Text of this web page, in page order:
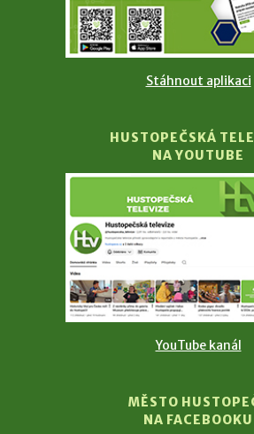
Stáhnout aplikaci
HUSTOPEČSKÁ
NA YOUTUBE
YouTube kanál
MĚSTO
NA FACEBOOKU